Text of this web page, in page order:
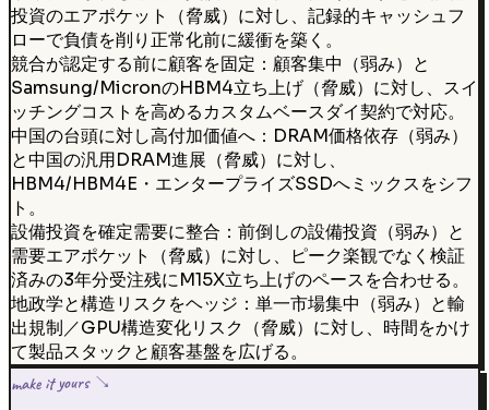
投資のエアポケット（脅威）に対し、記録的キャッシュフ
ローで負債を削り正常化前に緩衝を築く。
競合が認定する前に顧客を固定：顧客集中（弱み）と
Samsung/MicronのHBM4立ち上げ（脅威）に対し、スイ
ッチングコストを高めるカスタムベースダイ契約で対応。
中国の台頭に対し高付加価値へ：DRAM価格依存（弱み）
と中国の汎用DRAM進展（脅威）に対し、
HBM4/HBM4E・エンタープライズSSDへミックスをシフ
ト。
設備投資を確定需要に整合：前倒しの設備投資（弱み）と
需要エアポケット（脅威）に対し、ピーク楽観でなく検証
済みの3年分受注残にM15X立ち上げのペースを合わせる。
地政学と構造リスクをヘッジ：単一市場集中（弱み）と輸
出規制／GPU構造変化リスク（脅威）に対し、時間をかけ
て製品スタックと顧客基盤を広げる。
make it yours ↘